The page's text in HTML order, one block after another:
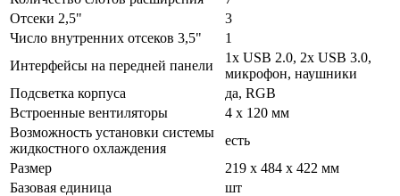
Отсеки 2,5"
3
Число внутренних отсеков 3,5"
1
Интерфейсы на передней панели
1x USB 2.0, 2x USB 3.0,
микрофон, наушники
Подсветка корпуса
да, RGB
Встроенные вентиляторы
4 x 120 мм
Возможность установки системы
жидкостного охлаждения
есть
Размер
219 x 484 x 422 мм
Базовая единица
шт